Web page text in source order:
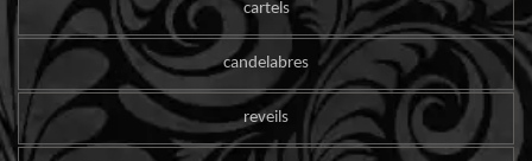
cartels
candelabres
reveils